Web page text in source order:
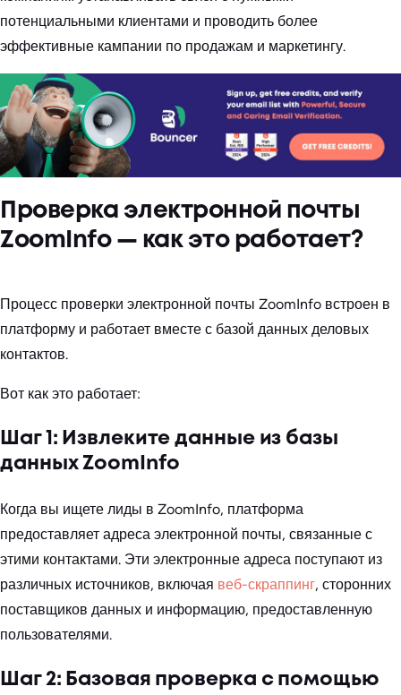
потенциальными клиентами и проводить более
эффективные кампании по продажам и маркетингу.
Проверка электронной почты
ZoomInfo — как это работает?
Процесс проверки электронной почты ZoomInfo встроен в
платформу и работает вместе с базой данных деловых
контактов.
Вот как это работает:
Шаг 1: Извлеките данные из базы
данных ZoomInfo
Когда вы ищете лиды в ZoomInfo, платформа
предоставляет адреса электронной почты, связанные с
этими контактами. Эти электронные адреса поступают из
различных источников, включая веб-скраппинг, сторонних
поставщиков данных и информацию, предоставленную
пользователями.
Шаг 2: Базовая проверка с помощью